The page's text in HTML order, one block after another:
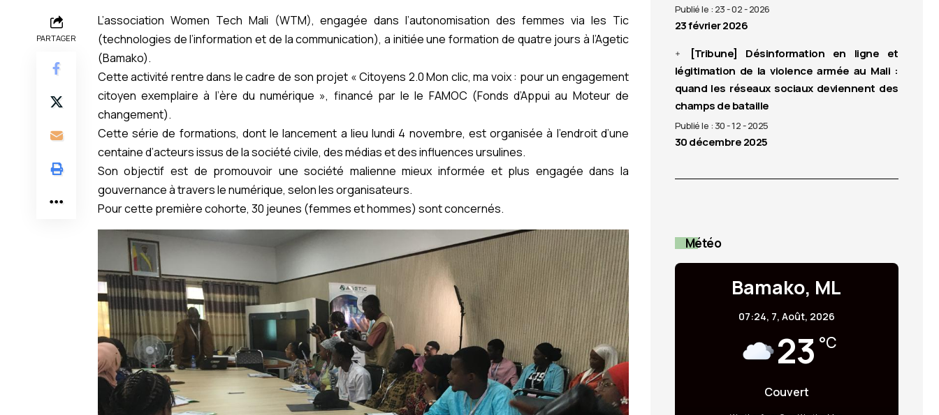
PARTAGER
L’association Women Tech Mali (WTM), engagée dans l’autonomisation des femmes via les Tic
(technologies de l’information et de la communication), a initiée une formation de quatre jours à l’Agetic
(Bamako).
Cette activité rentre dans le cadre de son projet « Citoyens 2.0 Mon clic, ma voix : pour un engagement
citoyen exemplaire à l’ère du numérique », financé par le le FAMOC (Fonds d’Appui au Moteur de
changement).
Cette série de formations, dont le lancement a lieu lundi 4 novembre, est organisée à l’endroit d’une
centaine d’acteurs issus de la société civile, des médias et des influences ursulines.
Son objectif est de promouvoir une société malienne mieux informée et plus engagée dans la
gouvernance à travers le numérique, selon les organisateurs.
Pour cette première cohorte, 30 jeunes (femmes et hommes) sont concernés.
Publié le : 23 - 02 - 2026
23 février 2026
[Tribune] Désinformation en ligne et
légitimation de la violence armée au Mali :
quand les réseaux sociaux deviennent des
champs de bataille
Publié le : 30 - 12 - 2025
30 décembre 2025
Météo
Bamako, ML
07:24, 7, Août, 2026
23 °C
Couvert